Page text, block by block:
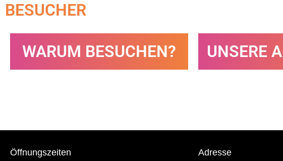
BESUCHER
WARUM BESUCHEN? UNSERE
Öffnungszeiten
Adresse